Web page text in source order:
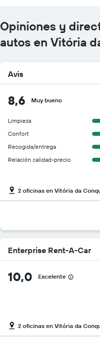
Opiniones y
autos en Vitória
Avis
8,6 Muy bueno
Limpieza
Confort
Recogida/entrega
Relación calidad-precio
2 oficinas en Vitória da
Enterprise Rent-A-Car
10,0 Excelente
2 oficinas en Vitória da